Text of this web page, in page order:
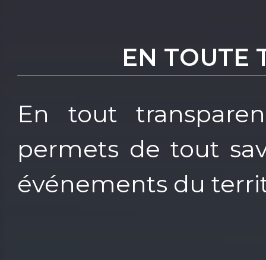
EN TOUTE
En tout
permets de tout
événements du